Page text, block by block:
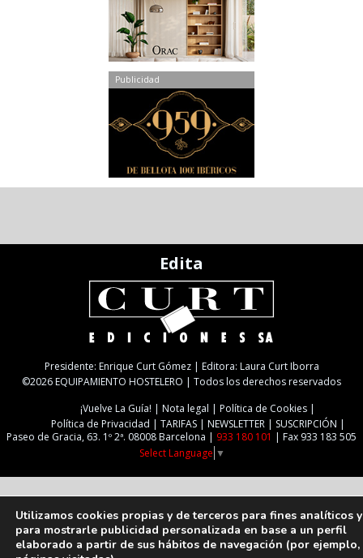
Publicidad
Edita
Presidente: Enrique Curt Gómez | Editora: Laura Curt Iborra
©2026 EQUIPAMIENTO HOSTELERO | Todos los derechos reservados
¡Vuelve La Guía!
Nota legal
Política de Cookies
Política de Privacidad
TARIFAS NEWSLETTER
SUSCRIPCIÓN
Paseo de Gracia, 63. 1º 2ª. 08008 Barcelona | 933 180 101 | Fax 933 183 505
Select Language ▼
Utilizamos cookies propias y de terceros para fines analíticos y
para mostrarle publicidad personalizada en base a un perfil
elaborado a partir de sus hábitos de navegación (por ejemplo,